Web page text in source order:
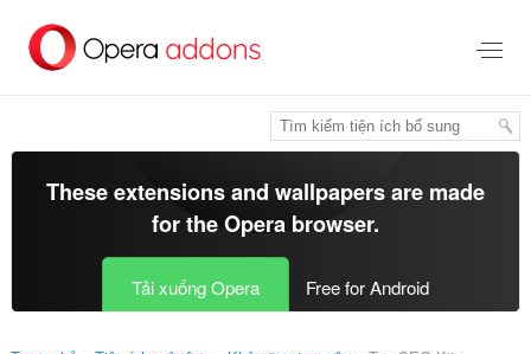
đến
These extensions and wallpapers are made
for theOpera browser.
Tải xuống Opera Free for Android